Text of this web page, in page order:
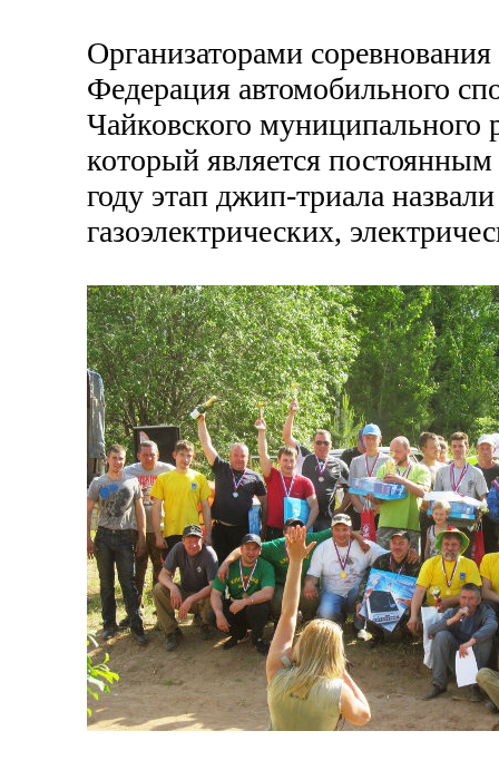
Организаторами
Федерация автомобильного
Чайковского муниципального
который является
году этап джип-триала
газоэлектрических,